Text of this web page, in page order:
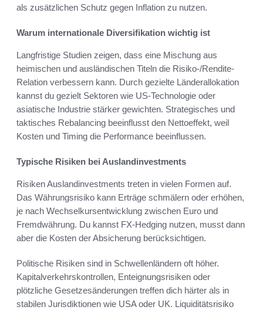
als zusätzlichen Schutz gegen Inflation zu nutzen.
Warum internationale Diversifikation wichtig ist
Langfristige Studien zeigen, dass eine Mischung aus
heimischen und ausländischen Titeln die Risiko-/Rendite-
Relation verbessern kann. Durch gezielte Länderallokation
kannst du gezielt Sektoren wie US-Technologie oder
asiatische Industrie stärker gewichten. Strategisches und
taktisches Rebalancing beeinflusst den Nettoeffekt, weil
Kosten und Timing die Performance beeinflussen.
Typische Risiken bei Auslandinvestments
Risiken Auslandinvestments treten in vielen Formen auf.
Das Währungsrisiko kann Erträge schmälern oder erhöhen,
je nach Wechselkursentwicklung zwischen Euro und
Fremdwährung. Du kannst FX-Hedging nutzen, musst dann
aber die Kosten der Absicherung berücksichtigen.
Politische Risiken sind in Schwellenländern oft höher.
Kapitalverkehrskontrollen, Enteignungsrisiken oder
plötzliche Gesetzesänderungen treffen dich härter als in
stabilen Jurisdiktionen wie USA oder UK. Liquiditätsrisiko